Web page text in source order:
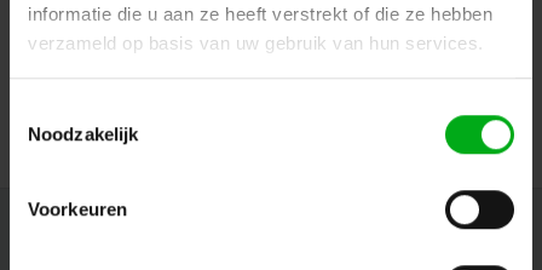
informatie die u aan ze heeft verstrekt of die ze hebben
verzameld op basis van uw gebruik van hun services.
Noodzakelijk
Voorkeuren
connector black insulation wire d>1.1mm
NE8MX6-B
7-14 business days